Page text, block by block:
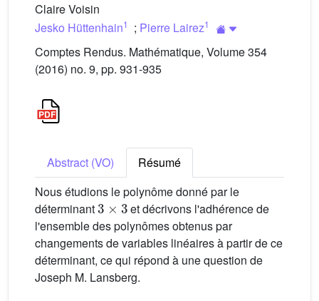
Claire Voisin
Jesko Hüttenhain1 ; Pierre Lairez1
Comptes Rendus. Mathématique, Volume 354
(2016) no. 9, pp. 931-935
Abstract (VO)
Résumé
Nous étudions le polynôme donné par le
déterminant
3×3
et décrivons l'adhérence de
l'ensemble des polynômes obtenus par
changements de variables linéaires à partir de ce
déterminant, ce qui répond à une question de
Joseph M. Lansberg.